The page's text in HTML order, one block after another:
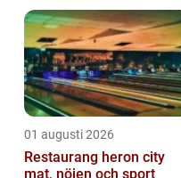
01 augusti 2026
Restaurang heron city
mat, nöjen och sport